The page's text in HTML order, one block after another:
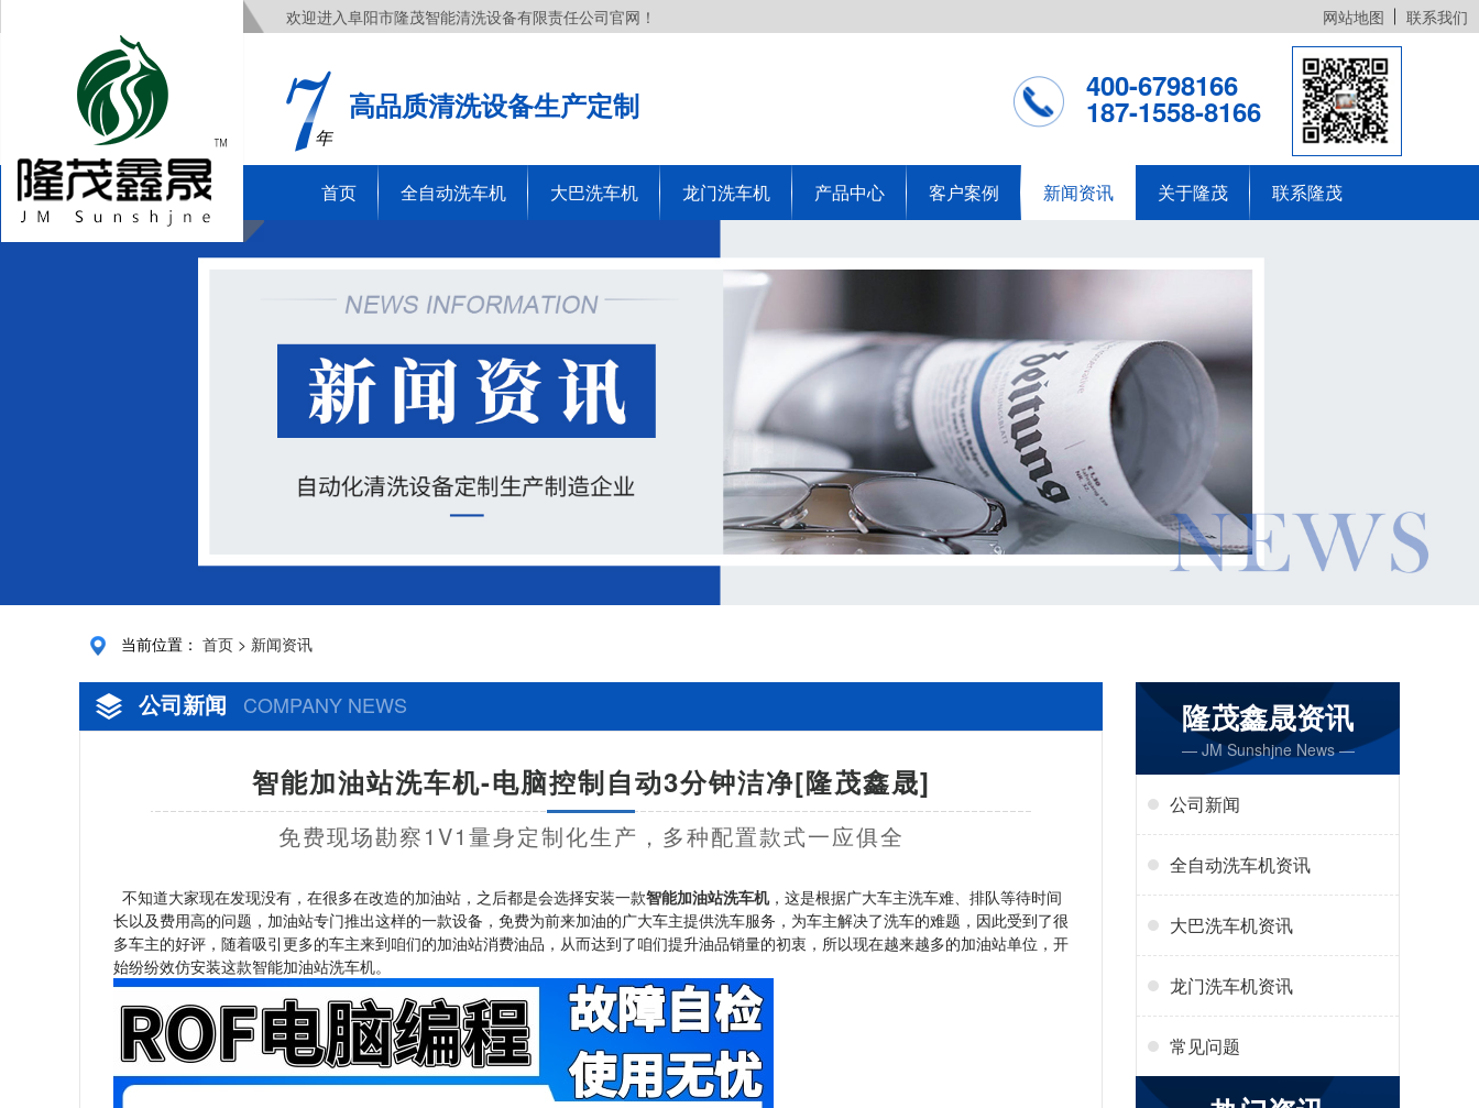
欢迎进入阜阳市隆茂智能清洗设备有限责任公司官网！ 网站地图 联系我们
年
高品质清洗设备生产定制
400-6798166
187-1558-8166
首页 全自动洗车机 大巴洗车机 龙门洗车机 产品中心 客户案例 新闻资讯 关于隆茂 联系隆茂
当前位置： 首页 > 新闻资讯
公司新闻 COMPANY NEWS
智能加油站洗车机-电脑控制自动3分钟洁净[隆茂鑫晟]
免费现场勘察1V1量身定制化生产，多种配置款式一应俱全
不知道大家现在发现没有，在很多在改造的加油站，之后都是会选择安装一款智能加油站洗车机，这是根据广大车主洗车难、排队等待时间
长以及费用高的问题，加油站专门推出这样的一款设备，免费为前来加油的广大车主提供洗车服务，为车主解决了洗车的难题，因此受到了很
多车主的好评，随着吸引更多的车主来到咱们的加油站消费油品，从而达到了咱们提升油品销量的初衷，所以现在越来越多的加油站单位，开
始纷纷效仿安装这款智能加油站洗车机。
隆茂鑫晟资讯
— JM Sunshjne News —
公司新闻
全自动洗车机资讯
大巴洗车机资讯
龙门洗车机资讯
常见问题